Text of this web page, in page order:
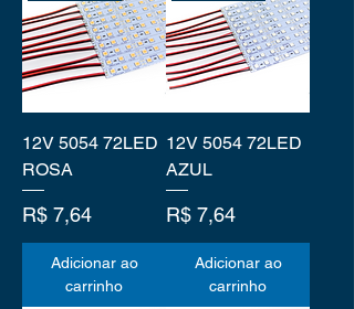
12V 5054 72LED
ROSA
Preço
R$ 7,64
Adicionar ao
carrinho
12V 5054 72LED
AZUL
Preço
R$ 7,64
Adicionar ao
carrinho